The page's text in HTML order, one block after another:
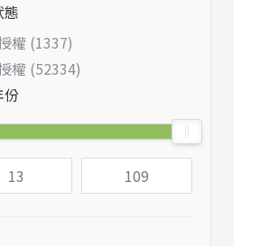
態
權 (1337)
權 (52334)
份